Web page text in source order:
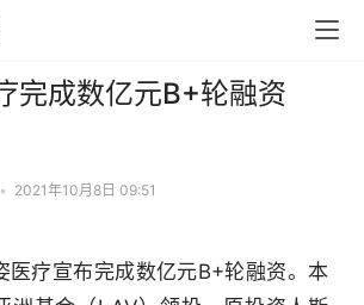
完成数亿元B+轮融资
• 2021年10月8日 09:51
医疗宣布完成数亿元B+轮融资。本